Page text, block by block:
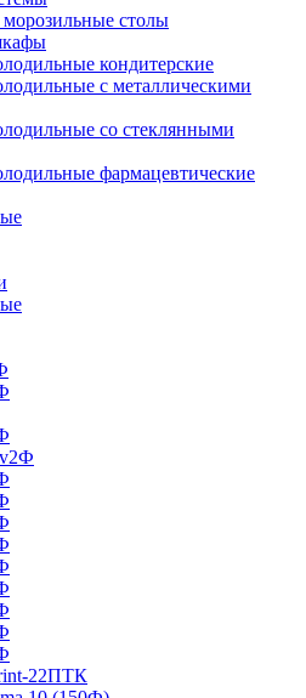
столы
кондитерские
с металлическими
со стеклянными
фармацевтические
22ПТК